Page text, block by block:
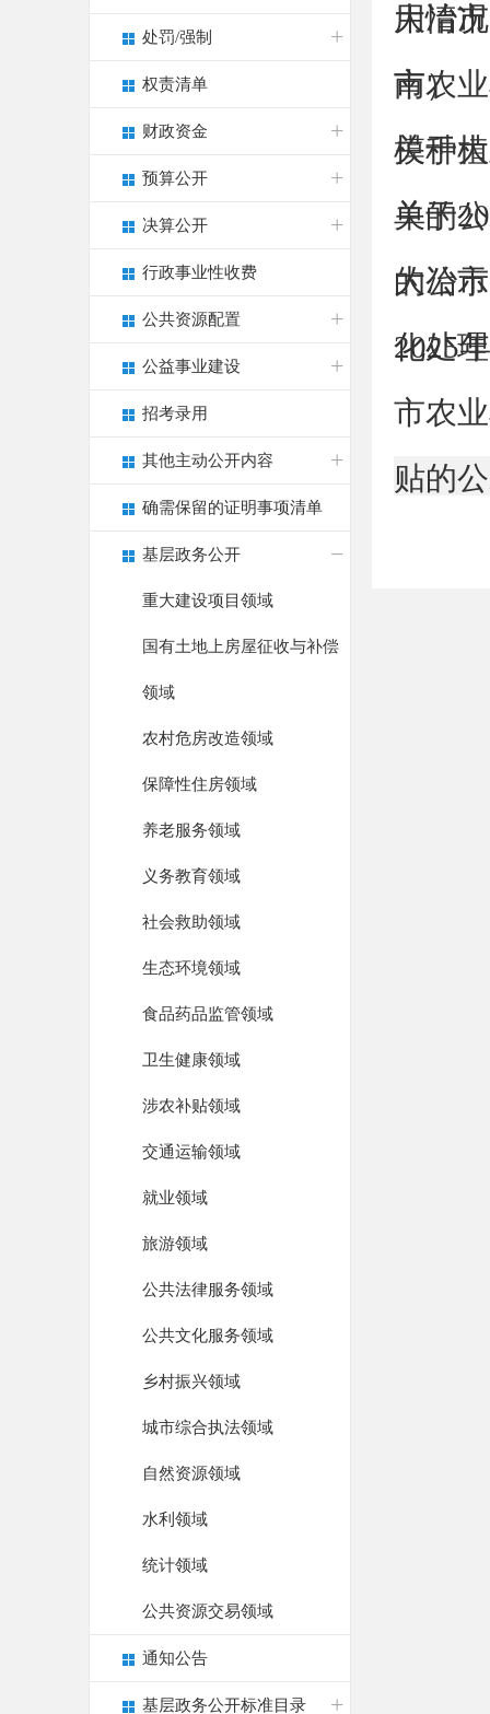
处罚/强制
权责清单
财政资金
预算公开
决算公开
行政事业性收费
公共资源配置
公益事业建设
招考录用
其他主动公开内容
确需保留的证明事项清单
基层政务公开
重大建设项目领域
国有土地上房屋征收与补偿
领域
农村危房改造领域
保障性住房领域
养老服务领域
义务教育领域
社会救助领域
生态环境领域
食品药品监管领域
卫生健康领域
涉农补贴领域
交通运输领域
就业领域
旅游领域
公共法律服务领域
公共文化服务领域
乡村振兴领域
城市综合执法领域
自然资源领域
水利领域
统计领域
公共资源交易领域
通知公告
基层政务公开标准目录
用情
大冶
南）
市农
模种
关于
单的
关于
的公示
大冶
化处
2025
市农
贴的